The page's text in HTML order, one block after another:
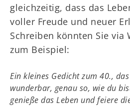
gleichzeitig, dass das
voller Freude und neuer
Schreiben könnten Sie via
zum Beispiel:
Ein kleines Gedicht zum 40.,
wunderbar, genau so, wie du
genieße das Leben und feiere